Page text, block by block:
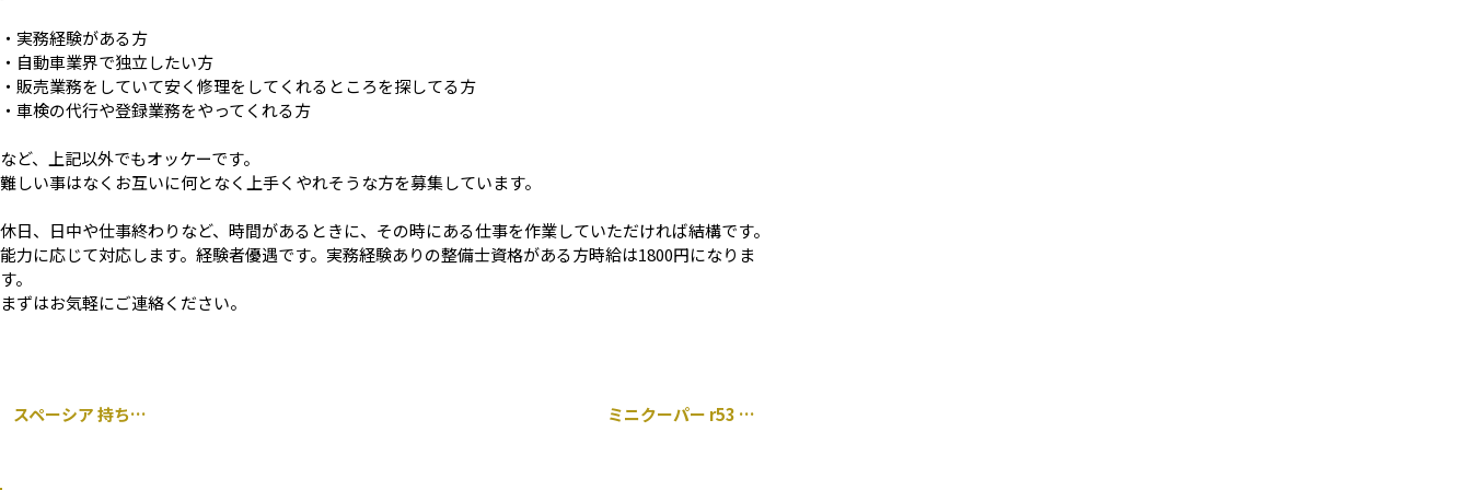
・実務経験がある方
・自動車業界で独立したい方
・販売業務をしていて安く修理をしてくれるところを探してる方
・車検の代行や登録業務をやってくれる方
など、上記以外でもオッケーです。
難しい事はなくお互いに何となく上手くやれそうな方を募集しています。
休日、日中や仕事終わりなど、時間があるときに、その時にある仕事を作業していただければ結構です。
能力に応じて対応します。経験者優遇です。実務経験ありの整備士資格がある方時給は1800円になりま
す。
まずはお気軽にご連絡ください。
スペーシア 持ち込み シートカバー取り付け ミニクーパー r53 クランクプーリー 交換